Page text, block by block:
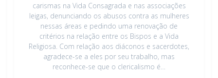
carismas na Vida Consagrada e nas associações
leigas, denunciando os abusos contra as mulheres
nessas áreas e pedindo uma renovação de
critérios na relação entre os Bispos e a Vida
Religiosa. Com relação aos diáconos e sacerdotes,
agradece-se a eles por seu trabalho, mas
reconhece-se que o clericalismo é…